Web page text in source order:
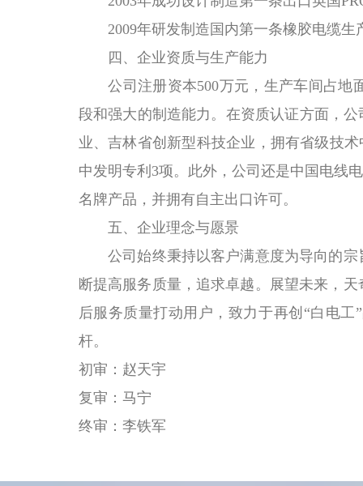
2009年研发制造国内第一条橡胶电缆生
四、企业资质与生产能力
公司注册资本500万元，生产车间占地
段和强大的制造能力。在资质认证方面，
业、吉林省创新型科技企业，拥有省级技
中发明专利 3项。 此外，公司还是中国电线
名牌产品，并拥有自主出口许可。
五、企业理念与愿景
公司始终秉持以客户满意度为导向的
断提高服务质量，追求卓越。展望未来，
后服务质量打动用户，致力于再创 “白电工
杆。
初审：赵天宇
复审： 马宁
终审：李铁军